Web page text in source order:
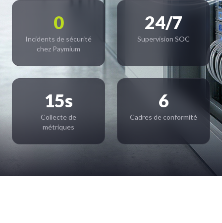
0
Incidents de sécurité
chez Paymium
24/7
Supervision SOC
15s
Collecte de
métriques
6
Cadres de conformité